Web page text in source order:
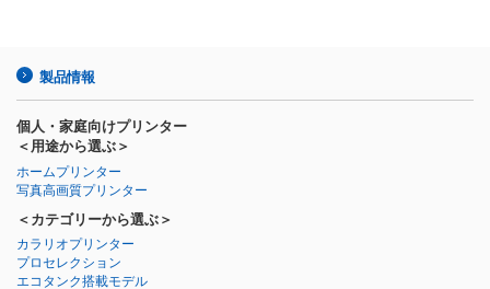
製品情報
個人・家庭向けプリンター
＜用途から選ぶ＞
ホームプリンター
写真高画質プリンター
＜カテゴリーから選ぶ＞
カラリオプリンター
プロセレクション
エコタンク搭載モデル